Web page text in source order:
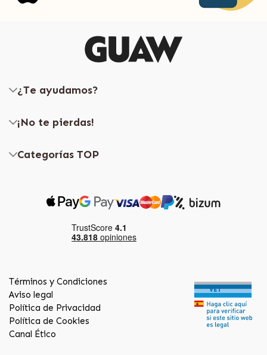
¿Te ayudamos?
¡No te pierdas!
Categorías TOP
Términos y Condiciones
Aviso legal
Política de Privacidad
Política de Cookies
Canal Ético